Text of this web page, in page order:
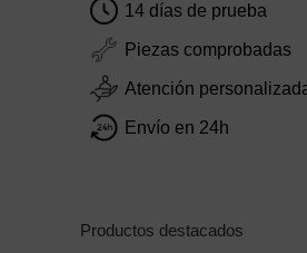
14 días de prueba
Piezas comprobadas
Atención
Envío en 24h
Productos destacados